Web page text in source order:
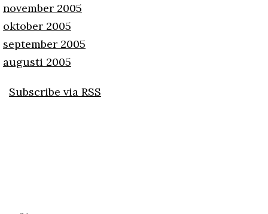
november 2005
oktober 2005
september 2005
augusti 2005
Subscribe via RSS